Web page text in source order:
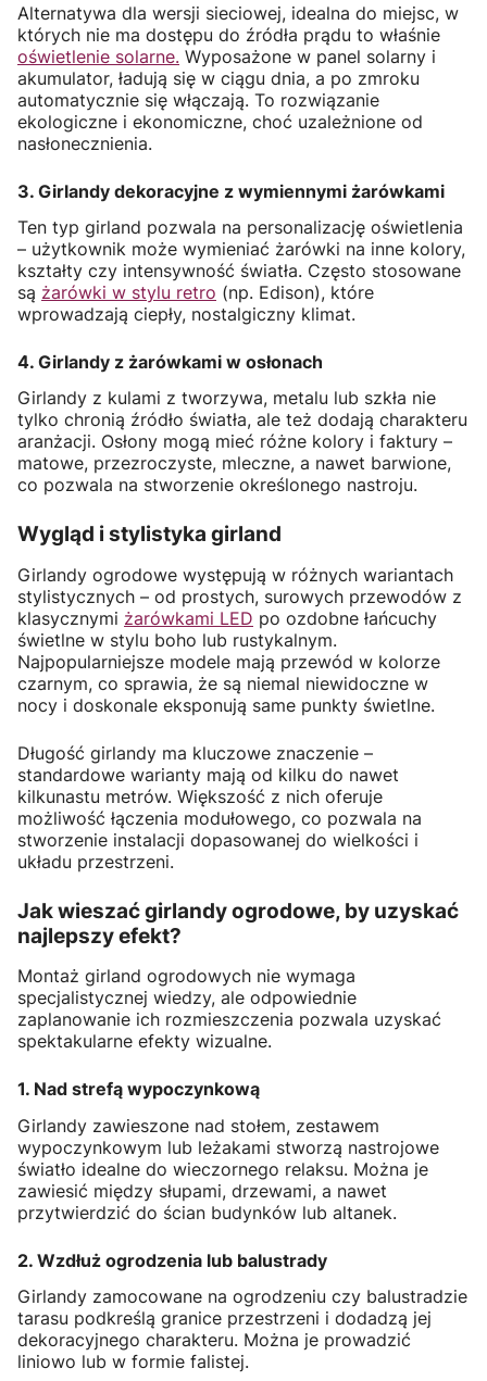
Alternatywa dla wersji sieciowej, idealna do miejsc, w
których nie ma dostępu do źródła prądu to właśnie
oświetlenie solarne. Wyposażone w panel solarny i
akumulator, ładują się w ciągu dnia, a po zmroku
automatycznie się włączają. To rozwiązanie
ekologiczne i ekonomiczne, choć uzależnione od
nasłonecznienia.
3. Girlandy dekoracyjne z wymiennymi żarówkami
Ten typ girland pozwala na personalizację oświetlenia
– użytkownik może wymieniać żarówki na inne kolory,
kształty czy intensywność światła. Często stosowane
są żarówki w stylu retro (np. Edison), które
wprowadzają ciepły, nostalgiczny klimat.
4. Girlandy z żarówkami w osłonach
Girlandy z kulami z tworzywa, metalu lub szkła nie
tylko chronią źródło światła, ale też dodają charakteru
aranżacji. Osłony mogą mieć różne kolory i faktury –
matowe, przezroczyste, mleczne, a nawet barwione,
co pozwala na stworzenie określonego nastroju.
Wygląd i stylistyka girland
Girlandy ogrodowe występują w różnych wariantach
stylistycznych – od prostych, surowych przewodów z
klasycznymi żarówkami LED po ozdobne łańcuchy
świetlne w stylu boho lub rustykalnym.
Najpopularniejsze modele mają przewód w kolorze
czarnym, co sprawia, że są niemal niewidoczne w
nocy i doskonale eksponują same punkty świetlne.
Długość girlandy ma kluczowe znaczenie –
standardowe warianty mają od kilku do nawet
kilkunastu metrów. Większość z nich oferuje
możliwość łączenia modułowego, co pozwala na
stworzenie instalacji dopasowanej do wielkości i
układu przestrzeni.
Jak wieszać girlandy ogrodowe, by uzyskać
najlepszy efekt?
Montaż girland ogrodowych nie wymaga
specjalistycznej wiedzy, ale odpowiednie
zaplanowanie ich rozmieszczenia pozwala uzyskać
spektakularne efekty wizualne.
1. Nad strefą wypoczynkową
Girlandy zawieszone nad stołem, zestawem
wypoczynkowym lub leżakami stworzą nastrojowe
światło idealne do wieczornego relaksu. Można je
zawiesić między słupami, drzewami, a nawet
przytwierdzić do ścian budynków lub altanek.
2. Wzdłuż ogrodzenia lub balustrady
Girlandy zamocowane na ogrodzeniu czy balustradzie
tarasu podkreślą granice przestrzeni i dodadzą jej
dekoracyjnego charakteru. Można je prowadzić
liniowo lub w formie falistej.